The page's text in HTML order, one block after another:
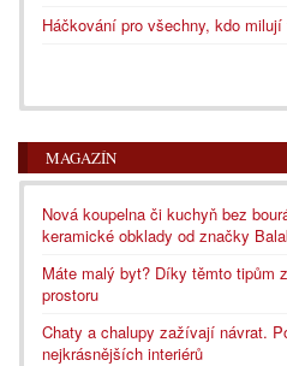
Háčkování pro všechny, kdo
MAGAZÍN
Nová koupelna či kuchyň bez
keramické obklady od značky
Máte malý byt? Díky těmto tipům
prostoru
Chaty a chalupy zažívají návrat.
nejkrásnějších interiérů